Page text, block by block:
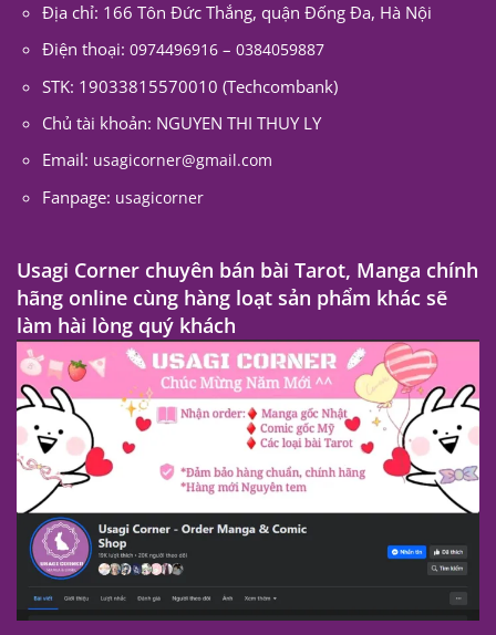
Địa chỉ: 166 Tôn Đức Thắng, quận Đống Đa, Hà Nội
Điện thoại: 0974496916 – 0384059887
STK: 19033815570010 (Techcombank)
Chủ tài khoản: NGUYEN THI THUY LY
Email: usagicorner@gmail.com
Fanpage: usagicorner
Usagi Corner chuyên bán bài Tarot, Manga chính
hãng online cùng hàng loạt sản phẩm khác sẽ
làm hài lòng quý khách